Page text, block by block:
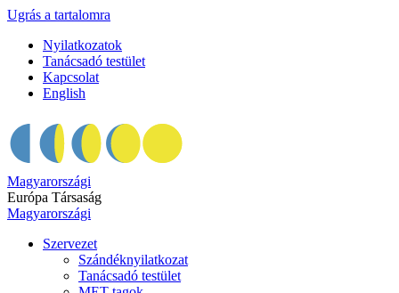
Ugrás a tartalomra
Nyilatkozatok
Tanácsadó testület
Kapcsolat
English
Magyarországi
Európa Társaság
Magyarországi
Szervezet
Szándéknyilatkozat
Tanácsadó testület